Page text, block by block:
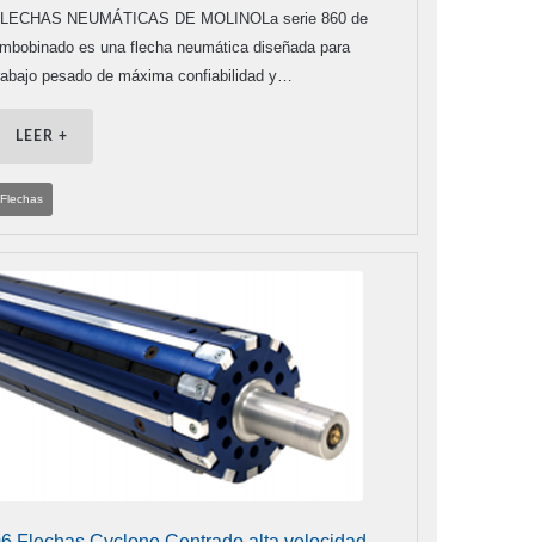
NEUMÁTICAS DE MOLINOLa serie 860 de
es una flecha neumática diseñada para
pesado de máxima confiabilidad y…
LEER +
Flechas